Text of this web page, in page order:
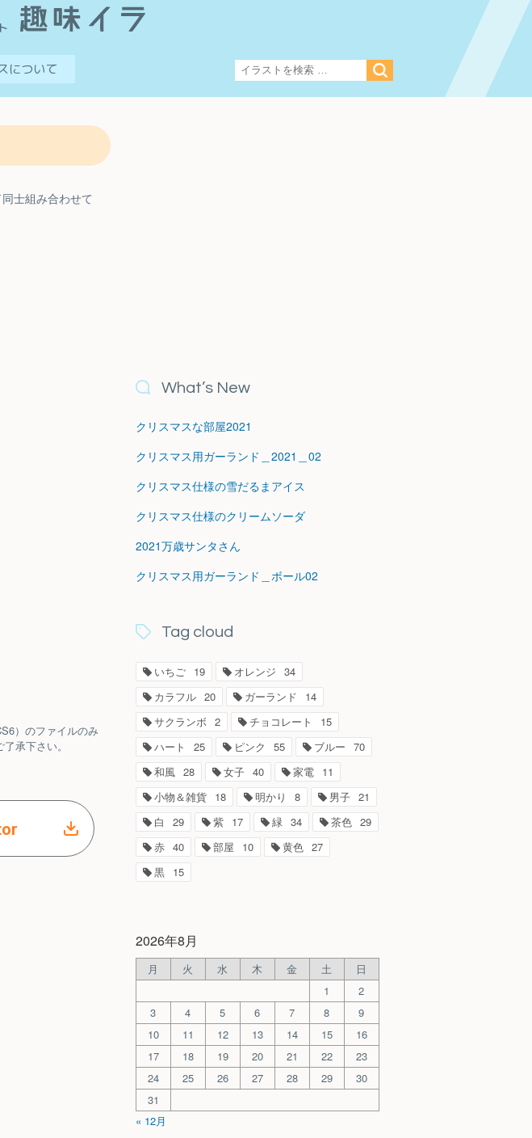
について
士組み合わせて
）のファイルのみ
承下さい。
What’s New
クリスマスな部屋2021
クリスマス用ガーランド＿2021＿02
クリスマス仕様の雪だるまアイス
クリスマス仕様のクリームソーダ
2021万歳サンタさん
クリスマス用ガーランド＿ボール02
Tag cloud
いちご 19 オレンジ 34
カラフル 20 ガーランド
14
サクランボ 2 チョコレート
15
ハート
25 ピンク 55 ブルー 70
和風 28 女子 40 家電 11
小物＆雑貨 18 明かり 8 男子 21
白
29 紫 17 緑 34 茶色 29
赤 40 部屋 10 黄色 27
黒 15
2026年8月
月 火 水 木 金 土
日
1
2
3
4 5 6 7 8
9
10
11 12 13 14 15
16
17
18 19 20 21 22
23
24
25 26 27 28 29
30
31
« 12月